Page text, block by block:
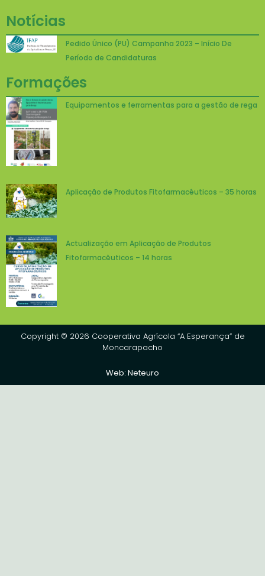
Notícias
Pedido Único (PU) Campanha 2023 – Início De
Período de Candidaturas
Formações
Equipamentos e ferramentas para a gestão de rega
Aplicação de Produtos Fitofarmacêuticos – 35 horas
Actualização em Aplicação de Produtos
Fitofarmacêuticos – 14 horas
Copyright © 2026 Cooperativa Agrícola “A Esperança” de
Moncarapacho
Web: Neteuro